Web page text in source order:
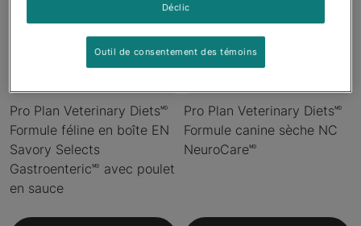
Pro Plan Veterinary Diets🅫
Formule féline en boîte EN
Savory Selects
Gastroenteric🅫 avec poulet
en sauce
Pro Plan Veterinary Diets🅫
Formule canine sèche NC
NeuroCare🅫
Déclic
Outil de consentement des témoins